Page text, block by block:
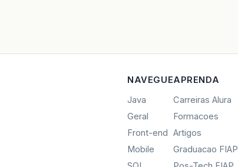
NAVEGUE
Java
Geral
Front-end
Mobile
APRENDA
Carreiras Alura
Formacoes
Artigos
Graduacao FIAP